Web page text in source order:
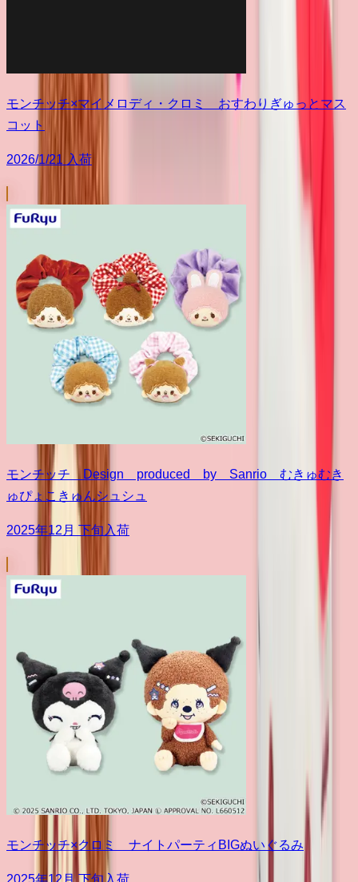
モンチッチ×マイメロディ・クロミ おすわりぎゅっとマス
コット
2026/1/21 入荷
モンチッチ Design produced by Sanrio むきゅむき
ゅぴょこきゅんシュシュ
2025年12月 下旬入荷
モンチッチ×クロミ ナイトパーティBIGぬいぐるみ